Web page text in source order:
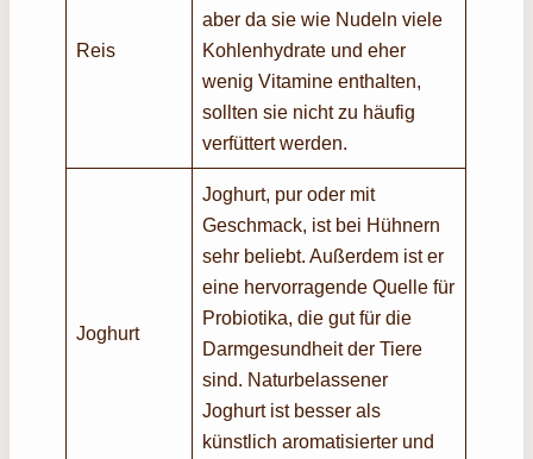
Reis
aber da sie wie Nudeln viele
Kohlenhydrate und eher
wenig Vitamine enthalten,
sollten sie nicht zu häufig
verfüttert werden.
Joghurt
Joghurt, pur oder mit
Geschmack, ist bei Hühnern
sehr beliebt. Außerdem ist er
eine hervorragende Quelle für
Probiotika, die gut für die
Darmgesundheit der Tiere
sind. Naturbelassener
Joghurt ist besser als
künstlich aromatisierter und